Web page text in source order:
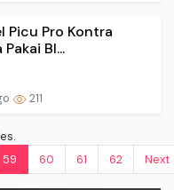
Picu Pro Kontra
Bl...
211
59 60 61 62 Next